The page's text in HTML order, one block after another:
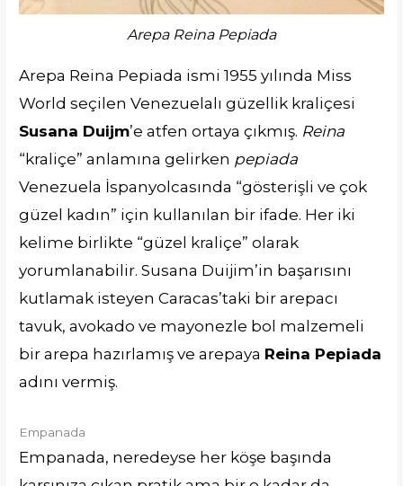
Arepa Reina Pepiada
Arepa Reina Pepiada ismi 1955 yılında Miss
World seçilen Venezuelalı güzellik kraliçesi
Susana Duijm’e atfen ortaya çıkmış. Reina
“kraliçe” anlamına gelirken pepiada
Venezuela İspanyolcasında “gösterişli ve çok
güzel kadın” için kullanılan bir ifade. Her iki
kelime birlikte “güzel kraliçe” olarak
yorumlanabilir. Susana Duijim’in başarısını
kutlamak isteyen Caracas’taki bir arepacı
tavuk, avokado ve mayonezle bol malzemeli
bir arepa hazırlamış ve arepaya Reina Pepiada
adını vermiş.
Empanada
Empanada, neredeyse her köşe başında